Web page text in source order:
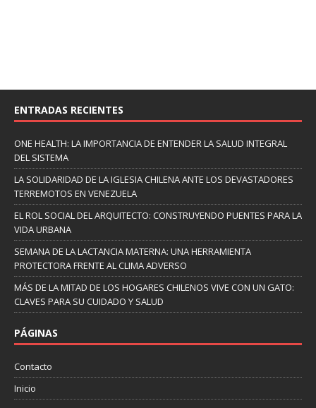
ENTRADAS RECIENTES
ONE HEALTH: LA IMPORTANCIA DE ENTENDER LA SALUD INTEGRAL
DEL SISTEMA
LA SOLIDARIDAD DE LA IGLESIA CHILENA ANTE LOS DEVASTADORES
TERREMOTOS EN VENEZUELA
EL ROL SOCIAL DEL ARQUITECTO: CONSTRUYENDO PUENTES PARA LA
VIDA URBANA
SEMANA DE LA LACTANCIA MATERNA: UNA HERRAMIENTA
PROTECTORA FRENTE AL CLIMA ADVERSO
MÁS DE LA MITAD DE LOS HOGARES CHILENOS VIVE CON UN GATO:
CLAVES PARA SU CUIDADO Y SALUD
PÁGINAS
Contacto
Inicio